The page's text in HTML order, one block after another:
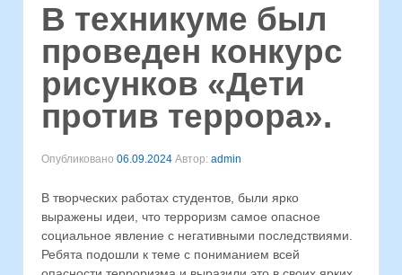
В техникуме был
проведен конкурс
рисунков «Дети
против террора».
Опубликовано 06.09.2024 Автор: admin
В творческих работах студентов, были ярко
выражены идеи, что терроризм самое опасное
социальное явление с негативными последствиями.
Ребята подошли к теме с пониманием всей